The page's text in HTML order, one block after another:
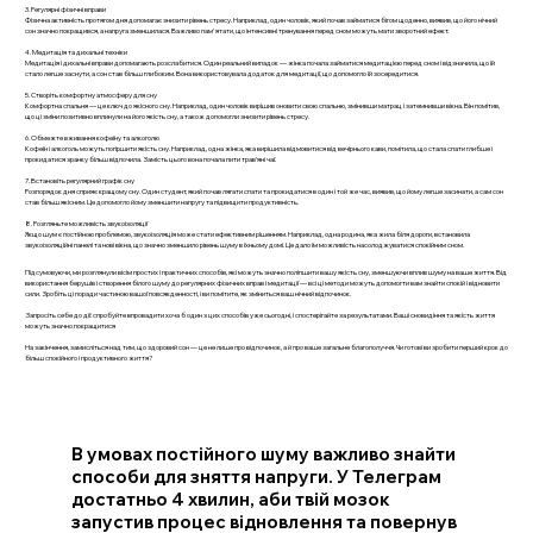
3. Регулярні фізичні вправи
Фізична активність протягом дня допомагає знизити рівень стресу. Наприклад, один чоловік, який почав займатися бігом щоденно, виявив, що його нічний
сон значно покращився, а напруга зменшилася. Важливо пам'ятати, що інтенсивні тренування перед сном можуть мати зворотний ефект.
4. Медитація та дихальні техніки
Медитація і дихальні вправи допомагають розслабитися. Один реальний випадок — жінка почала займатися медитацією перед сном і відзначила, що їй
стало легше заснути, а сон став більш глибоким. Вона використовувала додаток для медитації, що допомогло їй зосередитися.
5. Створіть комфортну атмосферу для сну
Комфортна спальня — це ключ до якісного сну. Наприклад, один чоловік вирішив оновити свою спальню, змінивши матрац і затемнивши вікна. Він помітив,
що ці зміни позитивно вплинули на його якість сну, а також допомогли знизити рівень стресу.
6. Обмежте вживання кофеїну та алкоголю
Кофеїн і алкоголь можуть погіршити якість сну. Наприклад, одна жінка, яка вирішила відмовитися від вечірнього кави, помітила, що стала спати глибше і
прокидатися зранку більш відпочила. Замість цього вона почала пити трав’яні чаї.
7. Встановіть регулярний графік сну
Розпорядок дня сприяє кращому сну. Один студент, який почав лягати спати та прокидатися в один і той же час, виявив, що йому легше засинати, а сам сон
став більш якісним. Це допомогло йому зменшити напругу та підвищити продуктивність.
8. Розгляньте можливість звукоізоляції
Якщо шум є постійною проблемою, звукоізоляція може стати ефективним рішенням. Наприклад, одна родина, яка жила біля дороги, встановила
звукоізоляційні панелі та нові вікна, що значно зменшило рівень шуму в їхньому домі. Це дало їм можливість насолоджуватися спокійним сном.
Підсумовуючи, ми розглянули вісім простих і практичних способів, які можуть значно поліпшити вашу якість сну, зменшуючи вплив шуму на ваше життя. Від
використання берушів і створення білого шуму до регулярних фізичних вправ і медитації — всі ці методи можуть допомогти вам знайти спокій і відновити
сили. Зробіть ці поради частиною вашої повсякденності, і ви помітите, як зміниться ваш нічний відпочинок.
Запросіть себе до дії: спробуйте впровадити хоча б один з цих способів уже сьогодні, і спостерігайте за результатами. Ваші сновидіння та якість життя
можуть значно покращитися
На закінчення, замисліться над тим, що здоровий сон — це не лише про відпочинок, а й про ваше загальне благополуччя. Чи готові ви зробити перший крок до
більш спокійного і продуктивного життя?
В умовах постійного шуму важливо знайти
способи для зняття напруги. У Телеграм
достатньо 4 хвилин, аби твій мозок
запустив процес відновлення та повернув